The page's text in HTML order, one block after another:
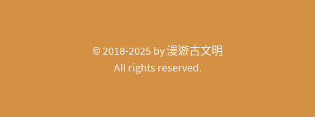
© 2018-2025 by 漫遊古文明
All rights reserved.